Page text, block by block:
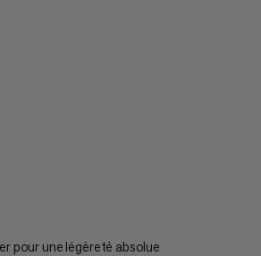
pour une légèreté absolue